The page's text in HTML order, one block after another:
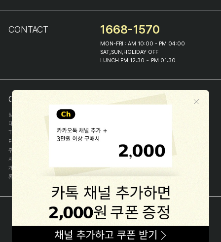
CONTACT 1668-1570
MON-FRI : AM 10:00 - PM 04:00
SAT,SUN,HOLIDAY OFF
LUNCH PM 12:30 ~ PM 01:30
COMPANY INFO
상호
(주)해피프린스
대표
TEL
1668-1570
E-MAIL
help@happyprince.co.kr
주소
사업자등록번호
개인정보관리자
이화진
통신판매신고번호
제 2018-서울종로-1384 호[사업자정보확인]
COPYRIGHT(C) (주)해피프린스 ALL RIGHT RESERVED.